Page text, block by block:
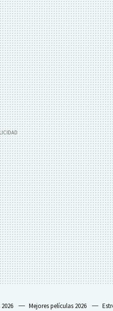
Mejores películas 2026